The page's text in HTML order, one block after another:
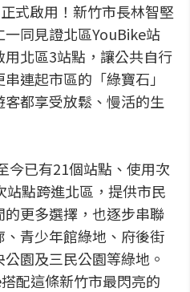
式啟用！新竹市長林智堅
同見證北區YouBike站
北區3站點，讓公共自行
連起市區的「綠寶石」
都享受放鬆、慢活的生
今已有21個站點、使用次
點跨進北區，提供市民
更多選擇，也逐步串聯
青少年館綠地、府後街
園及三民公園等綠地。
配這條新竹市最閃亮的